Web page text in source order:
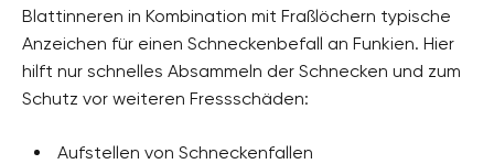
Blattinneren in Kombination mit Fraßlöchern typische
Anzeichen für einen Schneckenbefall an Funkien. Hier
hilft nur schnelles Absammeln der Schnecken und zum
Schutz vor weiteren Fressschäden:
Aufstellen von Schneckenfallen